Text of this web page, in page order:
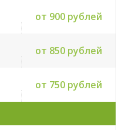
от 900 рублей
от 850 рублей
от 750 рублей